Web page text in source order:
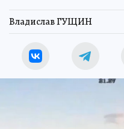
Владислав ГУЩИН